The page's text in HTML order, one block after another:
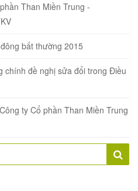
Than Miền Trung -
bất thường 2015
chính đề nghị sửa đổi trong Điều
ty Cổ phần Than Miền Trung